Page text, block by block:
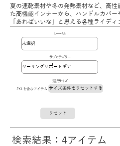
夏の速乾素材や冬の発熱素材など、高
た高機能インナーから、ハンドルカバ
「あればいいな」と思える各種ライディ
レーベル
サブカテゴリー
選択サイズ
2XLを含むアイテム サイズ条件をリセットする
リセット
検索結果：4アイテム